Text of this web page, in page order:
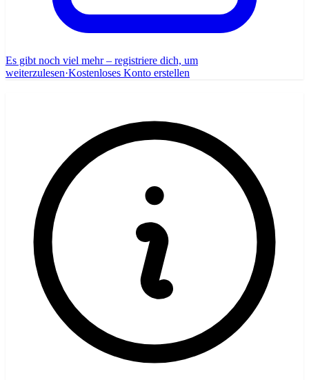
Es gibt noch viel mehr – registriere dich, um
weiterzulesen·Kostenloses Konto erstellen